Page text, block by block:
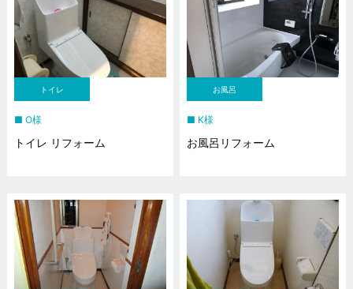
トイレ
O様
トイレ リフォーム
お風呂
K様
お風呂リフォーム